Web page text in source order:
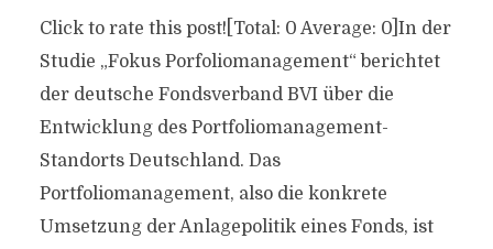
Click to rate this post![Total: 0 Average: 0]In der
Studie „Fokus Porfoliomanagement“ berichtet
der deutsche Fondsverband BVI über die
Entwicklung des Portfoliomanagement-
Standorts Deutschland. Das
Portfoliomanagement, also die konkrete
Umsetzung der Anlagepolitik eines Fonds, ist